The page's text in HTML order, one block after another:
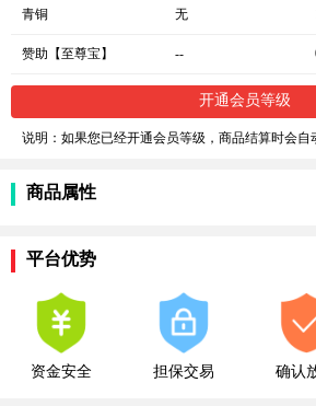
青铜 无
赞助【至尊宝】 --
开通会员等级
说明：如果您已经开通会员等级，商品结算时会自
商品属性
平台优势
资金安全 担保交易 确认